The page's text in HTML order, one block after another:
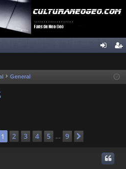
ist
General
de 9
1 2 3 4 5 … 9